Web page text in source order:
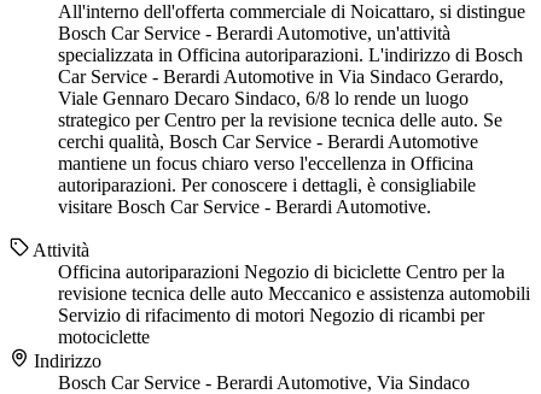
All'interno dell'offerta commerciale di Noicattaro, si distingue
Bosch Car Service - Berardi Automotive, un'attività
specializzata in Officina autoriparazioni. L'indirizzo di Bosch
Car Service - Berardi Automotive in Via Sindaco Gerardo,
Viale Gennaro Decaro Sindaco, 6/8 lo rende un luogo
strategico per Centro per la revisione tecnica delle auto. Se
cerchi qualità, Bosch Car Service - Berardi Automotive
mantiene un focus chiaro verso l'eccellenza in Officina
autoriparazioni. Per conoscere i dettagli, è consigliabile
visitare Bosch Car Service - Berardi Automotive.
Attività
Officina autoriparazioni Negozio di biciclette Centro per la
revisione tecnica delle auto Meccanico e assistenza automobili
Servizio di rifacimento di motori Negozio di ricambi per
motociclette
Indirizzo
Bosch Car Service - Berardi Automotive, Via Sindaco